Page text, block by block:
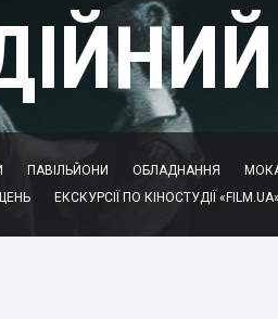
ПАВІЛЬЙОНИ ОБЛАДНАННЯ
ЕКСКУРСІЇ ПО КІНОСТУДІЇ «FILM.UA»